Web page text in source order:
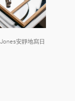
安靜地寫日